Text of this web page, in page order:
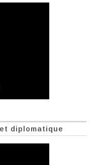
diplomatique